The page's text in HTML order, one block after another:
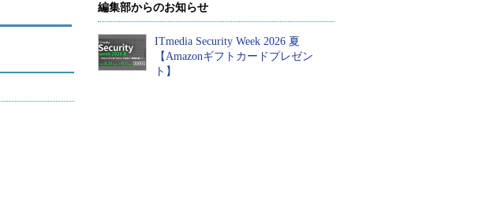
編集部からのお知らせ
ITmedia Security Week 2026 夏
【Amazonギフトカードプレゼン
ト】